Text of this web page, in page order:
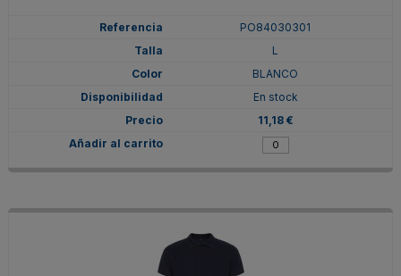
PO84030301
L
BLANCO
En stock
11,18 €